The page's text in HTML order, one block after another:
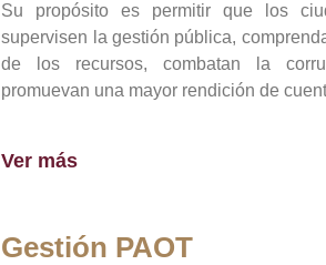
Su propósito es permitir que los
supervisen la gestión pública,
de los recursos, combatan la
promuevan una mayor rendición de
Ver más
Gestión PAOT